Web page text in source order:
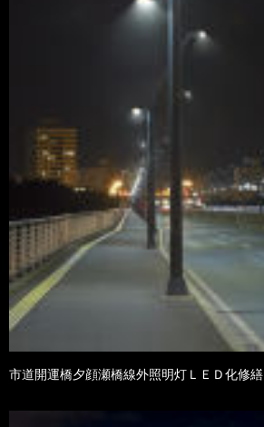
市道開運橋夕顔瀬橋線外照明灯ＬＥＤ化修繕